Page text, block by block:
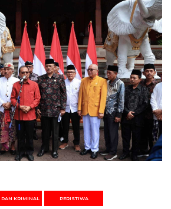
DAN KRIMINAL PERISTIWA